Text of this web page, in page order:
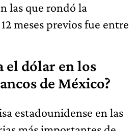
las que rondó la
meses previos fue entre
el dólar en los
de México?
estadounidense en las